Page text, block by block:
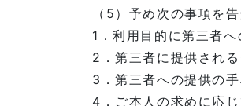
（5）予め次の事項を
1．利用目的に第三者
2．第三者に提供され
3．第三者への提供の
4．ご本人の求めに応